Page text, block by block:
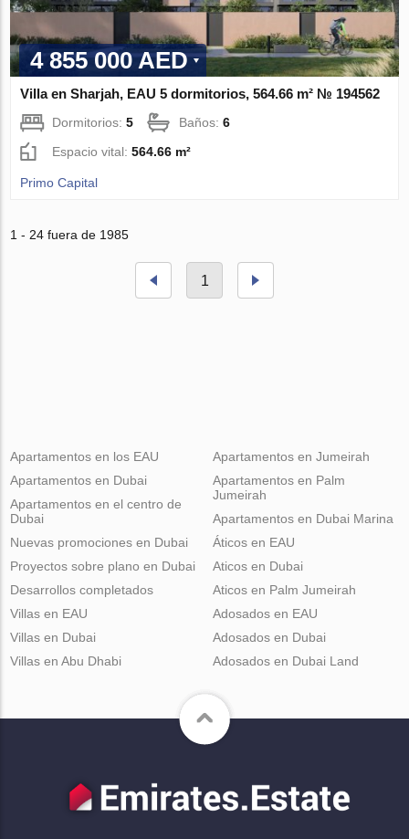
4 855 000 AED
Villa en Sharjah, EAU 5 dormitorios, 564.66 m² № 194562
Dormitorios:5 Baños:6
Espacio vital:564.66 m²
Primo Capital
1 - 24 fuera de 1985
1
Apartamentos en los EAU
Apartamentos en Dubai
Apartamentos en el centro de
Dubai
Apartamentos en Jumeirah
Apartamentos en Palm
Jumeirah
Apartamentos en Dubai Marina
Nuevas promociones en Dubai
Proyectos sobre plano en Dubai
Desarrollos completados
Áticos en EAU
Aticos en Dubai
Aticos en Palm Jumeirah
Villas en EAU
Villas en Dubai
Villas en Abu Dhabi
Adosados en EAU
Adosados en Dubai
Adosados en Dubai Land